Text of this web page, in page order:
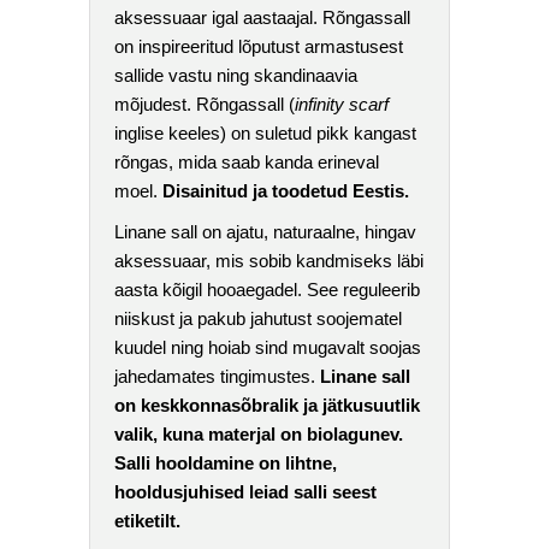
aksessuaar igal aastaajal. Rõngassall
on inspireeritud lõputust armastusest
sallide vastu ning skandinaavia
mõjudest. Rõngassall (infinity scarf
inglise keeles) on suletud pikk kangast
rõngas, mida saab kanda erineval
moel. Disainitud ja toodetud Eestis.
Linane sall on ajatu, naturaalne, hingav
aksessuaar, mis sobib kandmiseks läbi
aasta kõigil hooaegadel. See reguleerib
niiskust ja pakub jahutust soojematel
kuudel ning hoiab sind mugavalt soojas
jahedamates tingimustes. Linane sall
on keskkonnasõbralik ja jätkusuutlik
valik, kuna materjal on biolagunev.
Salli hooldamine on lihtne,
hooldusjuhised leiad salli seest
etiketilt.